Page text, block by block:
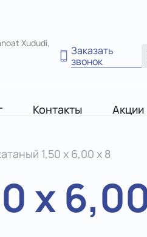
Xududi,
Заказать
звонок
Контакты Акции
1,50 х 6,00 х 8
х